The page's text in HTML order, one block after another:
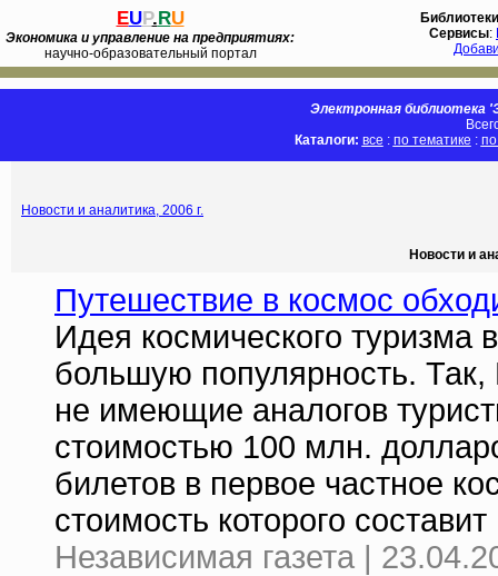
EUP.RU
Экономика и управление на предприятиях:
научно-образовательный портал
Библиотеки
Сервисы:
Электронная библиотека
Каталоги: все : по тематике :
Новости и аналитика, 2006 г.
Новости и
Путешествие в космос
Идея космического туризма
большую популярность. Так,
не имеющие аналогов
стоимостью 100 млн.
билетов в первое частное
стоимость которого
Независимая газета |